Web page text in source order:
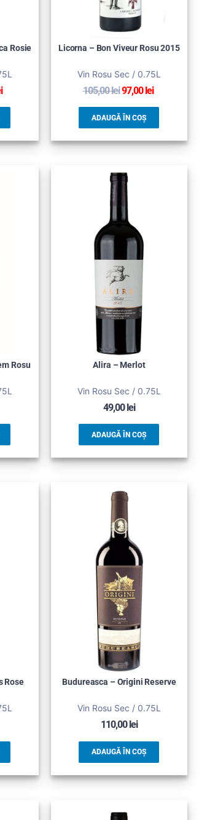
Rosie Licorna – Bon Viveur Rosu 2015
Vin Rosu Sec / 0.75L
105,00lei97,00lei
ADAUGĂ ÎN COȘ
Rosu Alira – Merlot
Vin Rosu Sec / 0.75L
49,00lei
ADAUGĂ ÎN COȘ
Rose Budureasca – Origini Reserve
Vin Rosu Sec / 0.75L
110,00 lei
ADAUGĂ ÎN COȘ